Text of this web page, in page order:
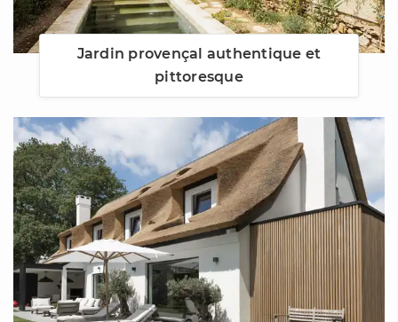
Jardin provençal authentique et
pittoresque